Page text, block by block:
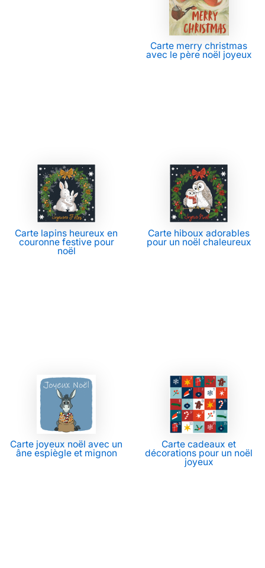
Carte merry christmas
avec le père noël joyeux
Carte lapins heureux en
couronne festive pour
noël
Carte hiboux adorables
pour un noël chaleureux
Carte joyeux noël avec un
âne espiègle et mignon
Carte cadeaux et
décorations pour un noël
joyeux